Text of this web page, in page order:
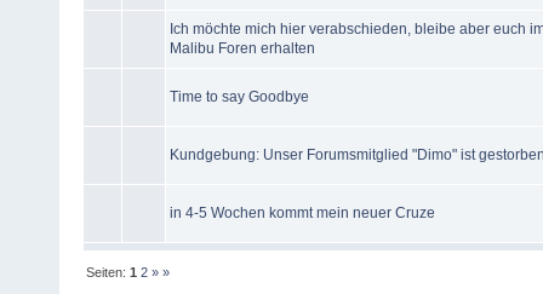
Ich möchte mich hier verabschieden, bleibe aber euch
Malibu Foren erhalten
Time to say Goodbye
Kundgebung: Unser Forumsmitglied "Dimo" ist
in 4-5 Wochen kommt mein neuer Cruze
Seiten:1 2 » »